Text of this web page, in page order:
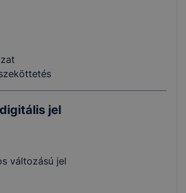
jel
változású jel